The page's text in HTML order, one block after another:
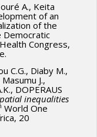
A., Keita
of an
of the
Democratic
Congress,
C.G., Diaby M.,
J.,
DOPERAUS
inequalities
World One
20